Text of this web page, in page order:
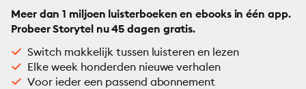
Meer dan 1 miljoen luisterboeken en ebooks in één app.
Probeer Storytel nu 45 dagen gratis.
Switch makkelijk tussen luisteren en lezen
Elke week honderden nieuwe verhalen
Voor ieder een passend abonnement